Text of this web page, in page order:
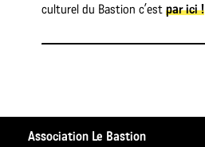
culturel du Bastion c’estpar ici !
Association Le Bastion